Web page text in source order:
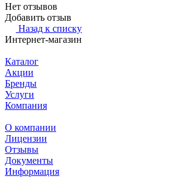
Нет отзывов
Добавить отзыв
Назад к списку
Интернет-магазин
Каталог
Акции
Бренды
Услуги
Компания
О компании
Лицензии
Отзывы
Документы
Информация